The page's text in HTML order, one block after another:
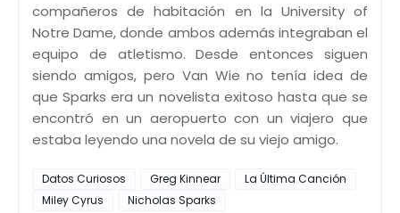
compañeros de habitación en la University of
Notre Dame, donde ambos además integraban el
equipo de atletismo. Desde entonces siguen
siendo amigos, pero Van Wie no tenía idea de
que Sparks era un novelista exitoso hasta que se
encontró en un aeropuerto con un viajero que
estaba leyendo una novela de su viejo amigo.
Datos Curiosos Greg Kinnear
La Última Canción
Miley Cyrus
Nicholas Sparks